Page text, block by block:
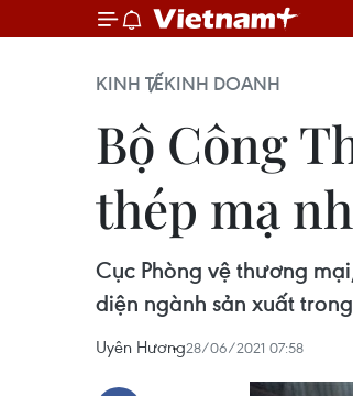
KINH TẾKINH DOANH
Bộ Công
thép mạ
Cục Phòng vệ thương
diện ngành sản xuất
Uyên Hương28/06/2021 07:58